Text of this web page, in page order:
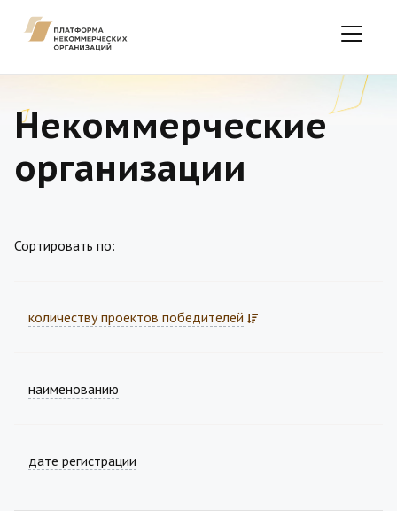
Некоммерческие
организации
Сортировать по:
количеству проектов победителей
наименованию
дате регистрации